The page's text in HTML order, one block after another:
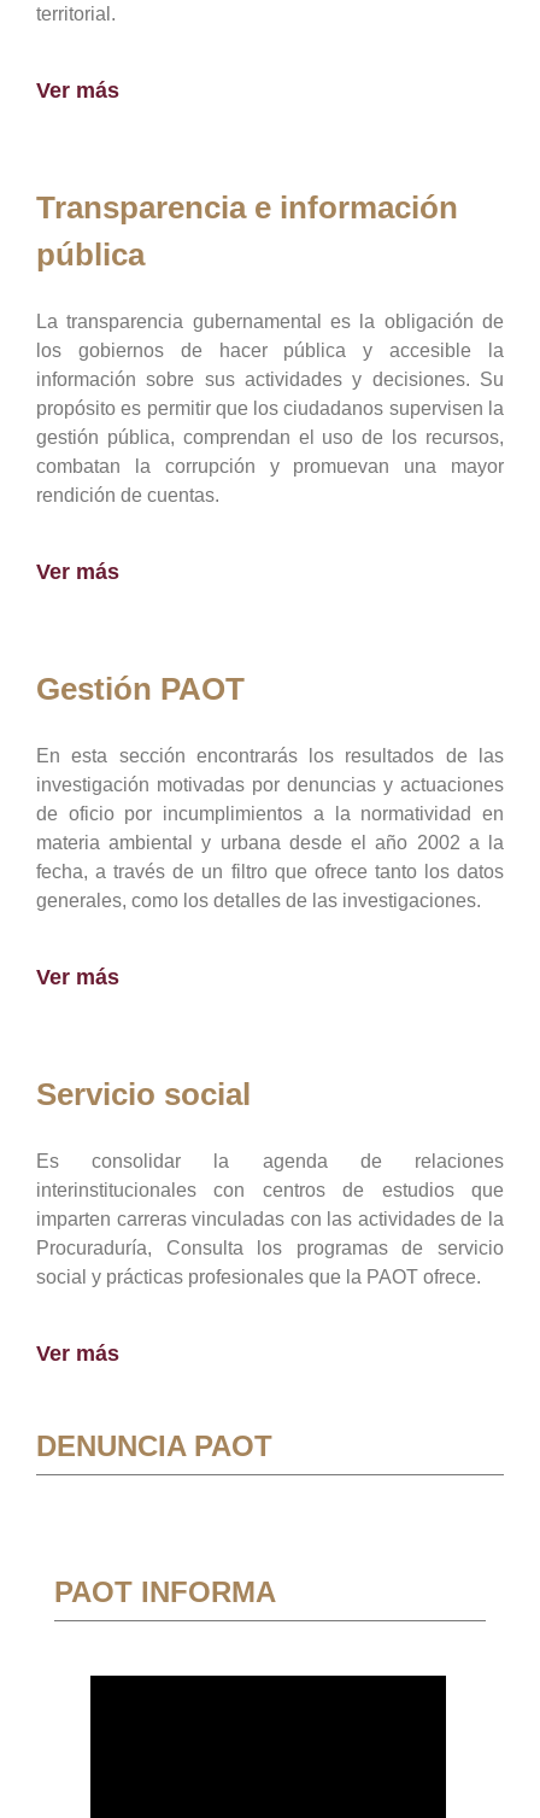
territorial.
Ver más
Transparencia e información
pública
La transparencia gubernamental es la obligación de
los gobiernos de hacer pública y accesible la
información sobre sus actividades y decisiones. Su
propósito es permitir que los ciudadanos supervisen la
gestión pública, comprendan el uso de los recursos,
combatan la corrupción y promuevan una mayor
rendición de cuentas.
Ver más
Gestión PAOT
En esta sección encontrarás los resultados de las
investigación motivadas por denuncias y actuaciones
de oficio por incumplimientos a la normatividad en
materia ambiental y urbana desde el año 2002 a la
fecha, a través de un filtro que ofrece tanto los datos
generales, como los detalles de las investigaciones.
Ver más
Servicio social
Es consolidar la agenda de relaciones
interinstitucionales con centros de estudios que
imparten carreras vinculadas con las actividades de la
Procuraduría, Consulta los programas de servicio
social y prácticas profesionales que la PAOT ofrece.
Ver más
DENUNCIA PAOT
PAOT INFORMA